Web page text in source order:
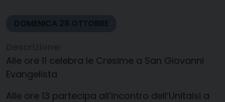
DOMENICA 28 OTTOBRE
Alle ore 11 celebra le Cresime a San Giovanni
Evangelista
Alle ore 13 partecipa all’incontro dell’Unitalsi a